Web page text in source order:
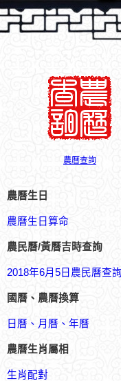
農曆查詢
農曆生日
農曆生日算命
農民曆/黃曆吉時查詢
2018年6月5日農民曆查詢
國曆、農曆換算
日曆、月曆、年曆
農曆生肖屬相
生肖配對